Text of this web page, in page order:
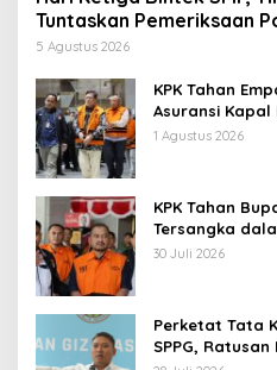
Tuntaskan Pemeriksaan
Pertamina Patra Niaga
5 Agustus 2026
KPK Tahan
Asuransi Kapal
1 Agustus 2026
KPK Tahan
Tersangka
Pemerasan
30 Juli 2026
Perketat Tata
SPPG,